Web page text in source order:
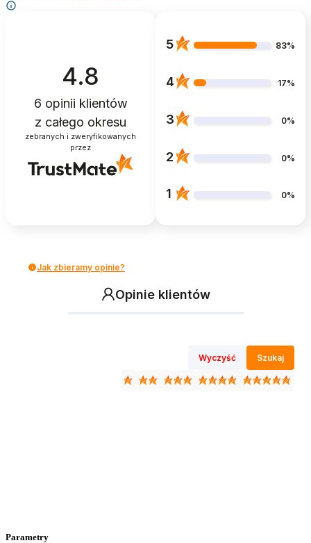
4.8
6 opinii klientów
z całego okresu
zebranych i zweryfikowanych
przez
5 83%
4 17%
3 0%
2 0%
1 0%
Jak zbieramy opinie?
Opinie klientów
Wyczyść Szukaj
Parametry